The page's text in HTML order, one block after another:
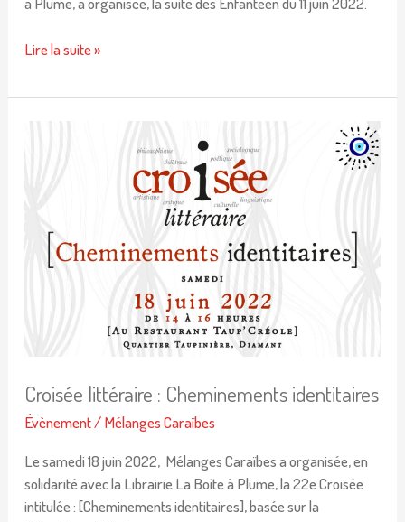
Lire la suite »
Croisée littéraire : Cheminements identitaires
Évènement/Mélanges Caraïbes
Le samedi 18 juin 2022, Mélanges Caraïbes a organisée, en
solidarité avec la Librairie La Boîte à Plume, la 22e Croisée
intitulée : [Cheminements identitaires], basée sur la